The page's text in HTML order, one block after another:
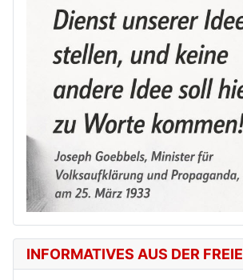
INFORMATIVES AUS DER